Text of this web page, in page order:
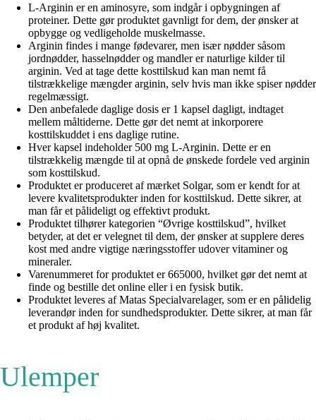
L-Arginin er en aminosyre, som indgår i opbygningen af
proteiner. Dette gør produktet gavnligt for dem, der ønsker at
opbygge og vedligeholde muskelmasse.
Arginin findes i mange fødevarer, men især nødder såsom
jordnødder, hasselnødder og mandler er naturlige kilder til
arginin. Ved at tage dette kosttilskud kan man nemt få
tilstrækkelige mængder arginin, selv hvis man ikke spiser nødder
regelmæssigt.
Den anbefalede daglige dosis er 1 kapsel dagligt, indtaget
mellem måltiderne. Dette gør det nemt at inkorporere
kosttilskuddet i ens daglige rutine.
Hver kapsel indeholder 500 mg L-Arginin. Dette er en
tilstrækkelig mængde til at opnå de ønskede fordele ved arginin
som kosttilskud.
Produktet er produceret af mærket Solgar, som er kendt for at
levere kvalitetsprodukter inden for kosttilskud. Dette sikrer, at
man får et pålideligt og effektivt produkt.
Produktet tilhører kategorien “Øvrige kosttilskud”, hvilket
betyder, at det er velegnet til dem, der ønsker at supplere deres
kost med andre vigtige næringsstoffer udover vitaminer og
mineraler.
Varenummeret for produktet er 665000, hvilket gør det nemt at
finde og bestille det online eller i en fysisk butik.
Produktet leveres af Matas Specialvarelager, som er en pålidelig
leverandør inden for sundhedsprodukter. Dette sikrer, at man får
et produkt af høj kvalitet.
Ulemper